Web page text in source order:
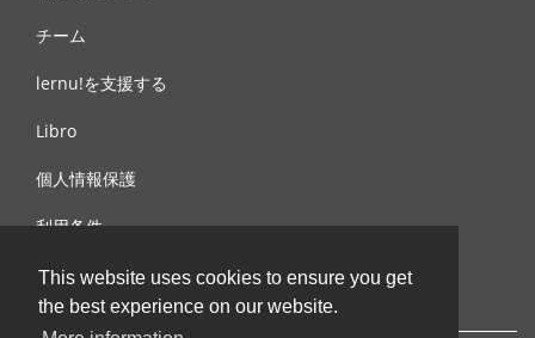
This website uses cookies to ensure you get
the best experience on our website.
チーム
lernu!を支援する
Libro
個人情報保護
利用条件
お問合せ